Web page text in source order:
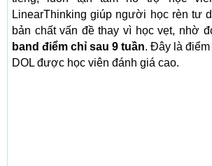
LinearThinking giúp người học rèn tư
bản chất vấn đề thay vì học vẹt, nhờ
band điểm chỉ sau 9 tuần. Đây là
DOL được học viên đánh giá cao.